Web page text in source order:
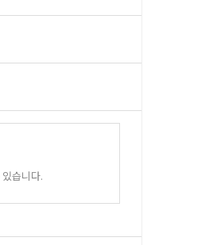
습니다.